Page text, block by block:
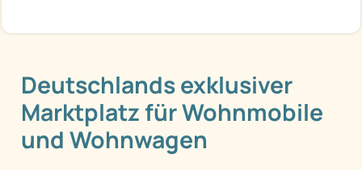
Deutschlands exklusiver
Marktplatz für Wohnmobile
und Wohnwagen